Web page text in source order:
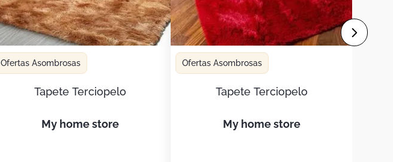
Ofertas Asombrosas
Tapete Terciopelo
my home store
Ofertas Asombrosas
Tapete Terciopelo
my home store